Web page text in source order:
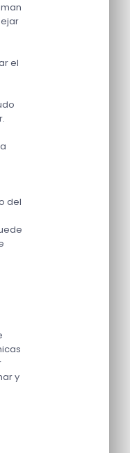
el
del
y